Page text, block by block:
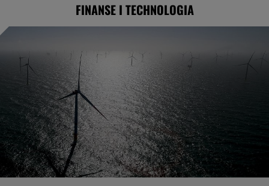
FINANSE I TECHNOLOGIA